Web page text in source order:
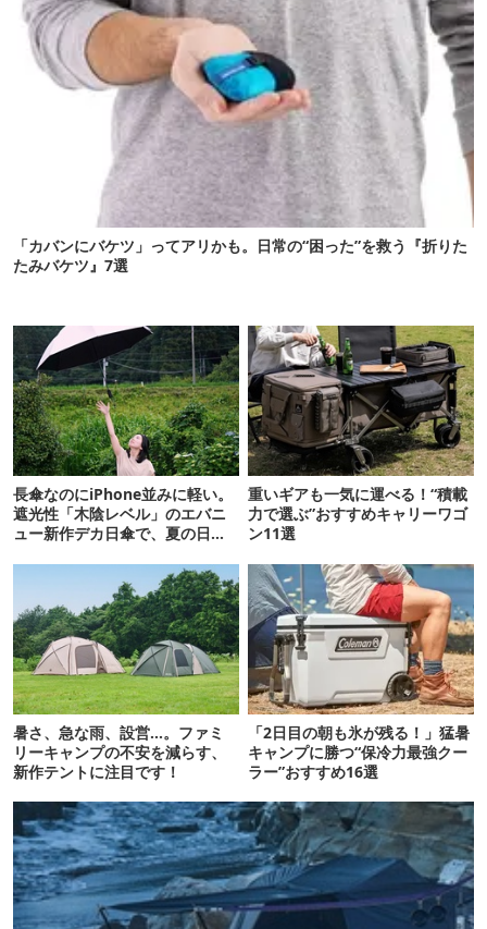
「カバンにバケツ」ってアリかも。日常の“困った”を救う『折りた
たみバケツ』7選
長傘なのにiPhone並みに軽い。
遮光性「木陰レベル」のエバニ
ュー新作デカ日傘で、夏の日焼
重いギアも一気に運べる！“積載
力で選ぶ”おすすめキャリーワゴ
ン11選
暑さ、急な雨、設営…。ファミ
リーキャンプの不安を減らす、
新作テントに注目です！
「2日目の朝も氷が残る！」猛暑
キャンプに勝つ“保冷力最強クー
ラー”おすすめ16選